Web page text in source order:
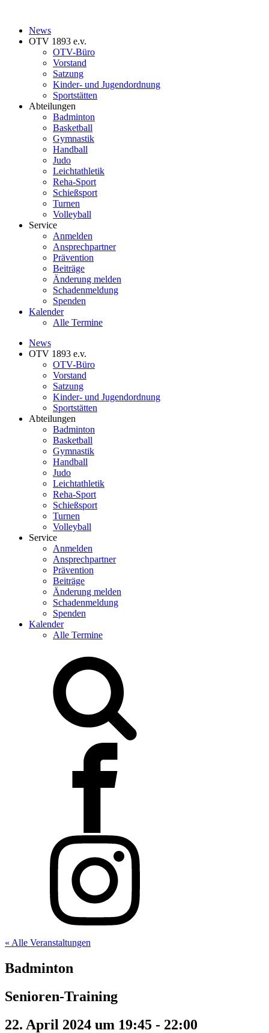
News
OTV 1893 e.v.
OTV-Büro
Vorstand
Satzung
Kinder- und Jugendordnung
Sportstätten
Abteilungen
Badminton
Basketball
Gymnastik
Handball
Judo
Leichtathletik
Reha-Sport
Schießsport
Turnen
Volleyball
Service
Anmelden
Ansprechpartner
Prävention
Beiträge
Änderung melden
Schadenmeldung
Spenden
Kalender
Alle Termine
News
OTV 1893 e.v.
OTV-Büro
Vorstand
Satzung
Kinder- und Jugendordnung
Sportstätten
Abteilungen
Badminton
Basketball
Gymnastik
Handball
Judo
Leichtathletik
Reha-Sport
Schießsport
Turnen
Volleyball
Service
Anmelden
Ansprechpartner
Prävention
Beiträge
Änderung melden
Schadenmeldung
Spenden
Kalender
Alle Termine
« Alle Veranstaltungen
Badminton
Senioren-Training
22. April 2024 um 19:45 - 22:00